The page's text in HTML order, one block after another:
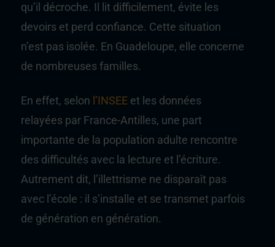
qu’il décroche. Il lit difficilement, évite les
devoirs et perd confiance. Cette situation
n’est pas isolée. En Guadeloupe, elle concerne
de nombreuses familles.
En effet, selon l’INSEE et les données
relayées par France-Antilles, une part
importante de la population adulte rencontre
des difficultés avec la lecture et l’écriture.
Autrement dit, l’illettrisme ne disparaît pas
avec l’école : il s’installe et se transmet parfois
de génération en génération.